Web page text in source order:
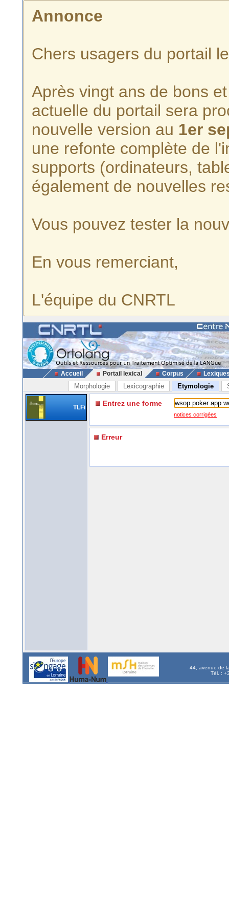
Annonce
Chers usagers du portail
Après vingt ans de bons
actuelle du portail sera
nouvelle version au 1er
une refonte complète de
supports (ordinateurs,
également de nouvelles
Vous pouvez tester la
En vous remerciant,
L'équipe du CNRTL
Accueil Portail lexical Corpus
Morphologie Lexicographie Etymologie
TLFi Entrez une forme
notices corrigées
Erreur
44, avenue de
Tél. :